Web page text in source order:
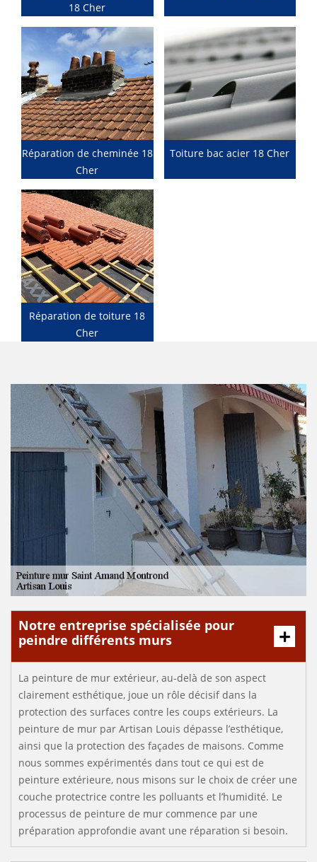
18 Cher
Réparation de cheminée 18
Cher
Toiture bac acier 18 Cher
Réparation de toiture 18
Cher
Notre entreprise spécialisée pour
peindre différents murs
La peinture de mur extérieur, au-delà de son aspect
clairement esthétique, joue un rôle décisif dans la
protection des surfaces contre les coups extérieurs. La
peinture de mur par Artisan Louis dépasse l’esthétique,
ainsi que la protection des façades de maisons. Comme
nous sommes expérimentés dans tout ce qui est de
peinture extérieure, nous misons sur le choix de créer une
couche protectrice contre les polluants et l’humidité. Le
processus de peinture de mur commence par une
préparation approfondie avant une réparation si besoin.